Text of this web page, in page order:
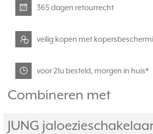
365 dagen retourrecht
veilig kopen met
voor 21u besteld, morgen in huis*
Combineren met
JUNG